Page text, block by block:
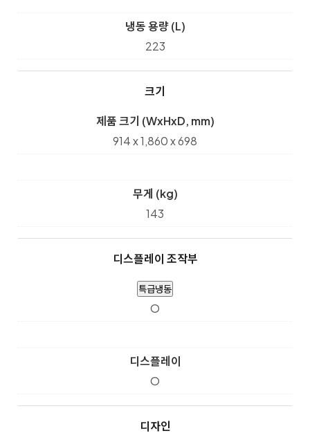
냉동 용량 (L)
223
크기
제품 크기 (WxHxD, mm)
914 x 1,860 x 698
무게 (kg)
143
디스플레이 조작부
특급냉동
O
디스플레이
O
디자인